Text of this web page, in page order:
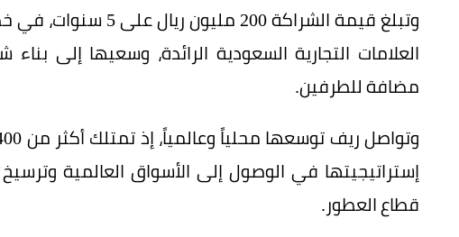
وتبلغ قيمة الشراكة
العلامات التجارية السعودية الرائدة، وسعيها إلى
مضافة للطرفين.
إستراتيجيتها في الوصول إلى الأسواق العالمية
قطاع العطور.